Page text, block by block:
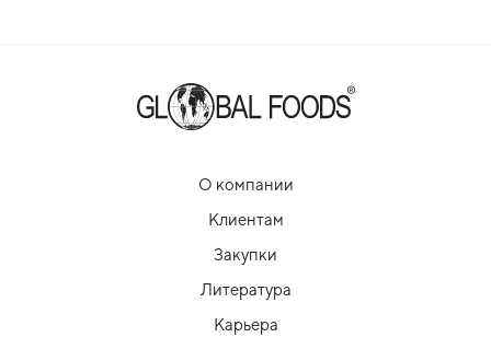
О компании
Клиентам
Закупки
Литература
Карьера